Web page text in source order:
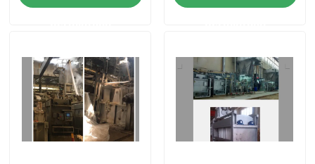
Permintaan Penawaran
Mesin Finishing Stenter